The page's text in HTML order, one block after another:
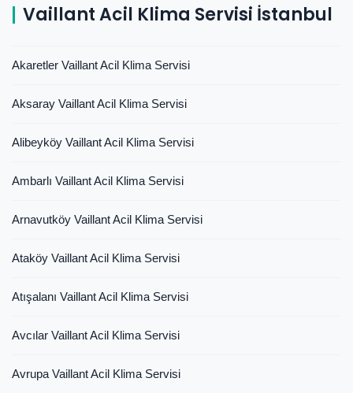
Vaillant Acil Klima Servisi İstanbul
Akaretler Vaillant Acil Klima Servisi
Aksaray Vaillant Acil Klima Servisi
Alibeyköy Vaillant Acil Klima Servisi
Ambarlı Vaillant Acil Klima Servisi
Arnavutköy Vaillant Acil Klima Servisi
Ataköy Vaillant Acil Klima Servisi
Atışalanı Vaillant Acil Klima Servisi
Avcılar Vaillant Acil Klima Servisi
Avrupa Vaillant Acil Klima Servisi